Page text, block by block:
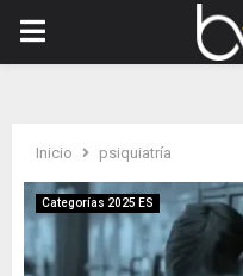
PRIMARY
Inicio psiquiatría
Categorías 2025 ES